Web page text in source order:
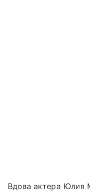
Вдова актера Юлия